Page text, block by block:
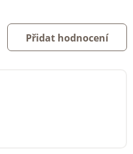
Přidat hodnocení